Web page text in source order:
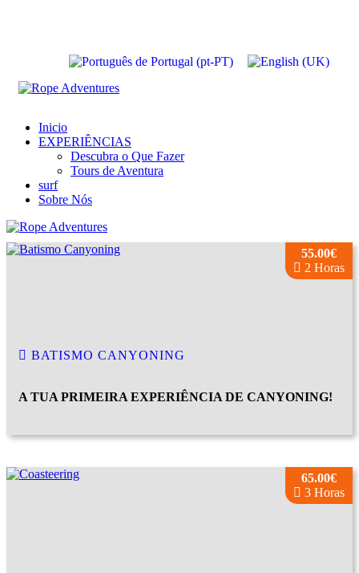
Inicio
EXPERIÊNCIAS
Descubra o Que Fazer
Tours de Aventura
surf
Sobre Nós
55.00€
2 Horas
BATISMO CANYONING
A TUA PRIMEIRA EXPERIÊNCIA DE CANYONING!
65.00€
3 Horas